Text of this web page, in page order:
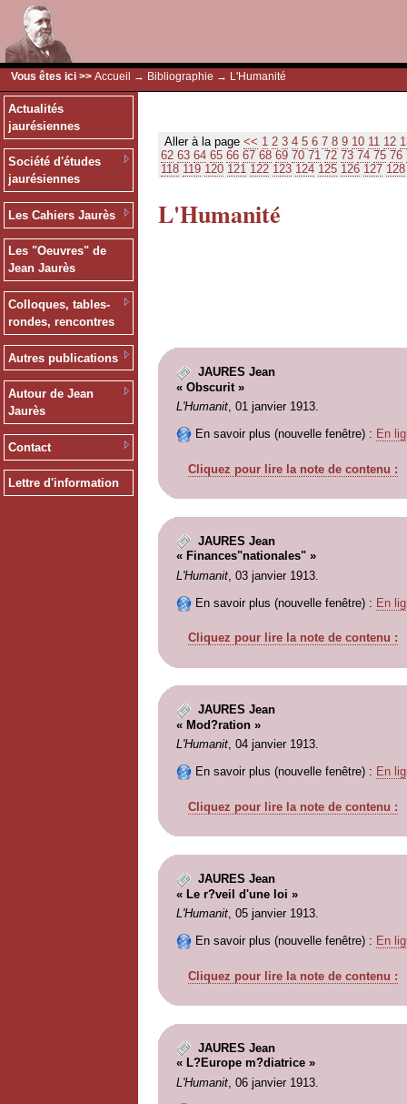
Vous êtes ici >> Accueil → Bibliographie → L'Humanité
Actualités
jaurésiennes
Société d'études
jaurésiennes
Les Cahiers Jaurès
Les "Oeuvres" de
Jean Jaurès
Colloques, tables-
rondes, rencontres
Autres publications
Autour de Jean
Jaurès
Contact
Lettre d'information
Aller à la page << 1 2 3 4 5 6 7 8 9 10 11 12
62 63 64 65 66 67 68 69 70 71 72 73 74 75 76
118 119 120 121 122 123 124 125 126 127 128
L'Humanité
JAURES Jean
« Obscurit »
L'Humanit, 01 janvier 1913.
En savoir plus (nouvelle fenêtre) : En
Cliquez pour lire la note de contenu :
JAURES Jean
« Finances"nationales" »
L'Humanit, 03 janvier 1913.
En savoir plus (nouvelle fenêtre) : En
Cliquez pour lire la note de contenu :
JAURES Jean
« Mod?ration »
L'Humanit, 04 janvier 1913.
En savoir plus (nouvelle fenêtre) : En
Cliquez pour lire la note de contenu :
JAURES Jean
« Le r?veil d'une loi »
L'Humanit, 05 janvier 1913.
En savoir plus (nouvelle fenêtre) : En
Cliquez pour lire la note de contenu :
JAURES Jean
« L?Europe m?diatrice »
L'Humanit, 06 janvier 1913.